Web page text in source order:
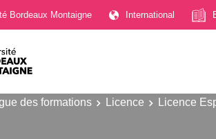
Bordeaux Montaigne International
des formations Licence Licence